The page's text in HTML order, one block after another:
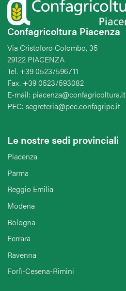
Confagricoltura Piacenza
Via Cristoforo Colombo, 35
29122 PIACENZA
Tel. +39 0523/596711
Fax. +39 0523/593082
E-mail: piacenza@confagricoltura.it
PEC: segreteria@pec.confagripc.it
Le nostre sedi provinciali
Piacenza
Parma
Reggio Emilia
Modena
Bologna
Ferrara
Ravenna
Forlì-Cesena-Rimini